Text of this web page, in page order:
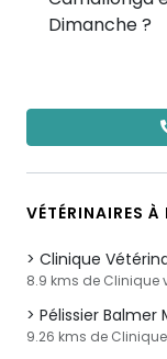
Dimanche ?
VÉTÉRINAIRES
Clinique
8.9 kms de Clinique
Pélissier Balmer
9.26 kms de